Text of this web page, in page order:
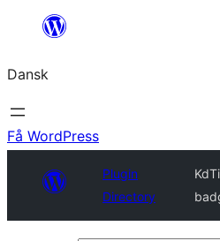
Spring
indhold
Dansk
Få WordPress
Plugin
Directory